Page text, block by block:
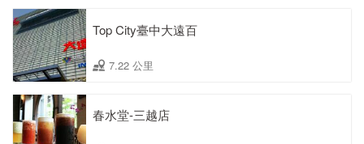
Top City臺中大遠百
7.22 公里
春水堂-三越店